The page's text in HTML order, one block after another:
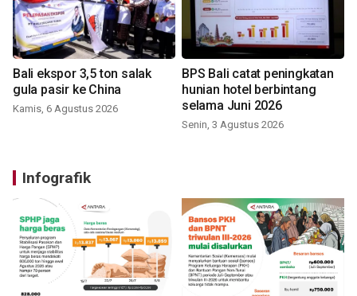
Bali ekspor 3,5 ton salak
gula pasir ke China
Kamis, 6 Agustus 2026
BPS Bali catat peningkatan
hunian hotel berbintang
selama Juni 2026
Senin, 3 Agustus 2026
Infografik